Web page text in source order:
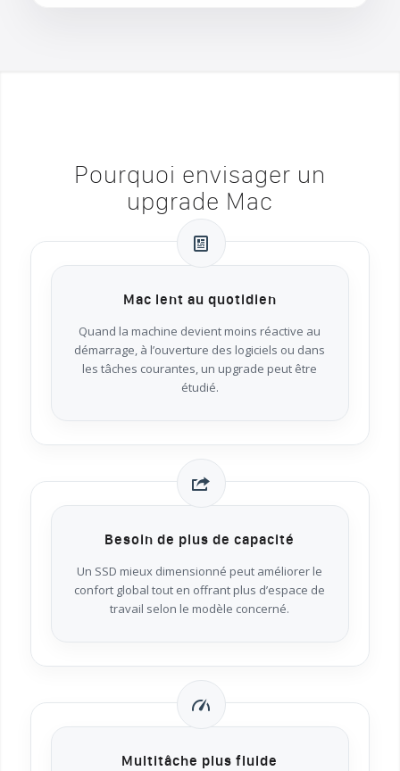
Pourquoi envisager un
upgrade Mac
Mac lent au quotidien
Quand la machine devient moins réactive au
démarrage, à l’ouverture des logiciels ou dans
les tâches courantes, un upgrade peut être
étudié.
Besoin de plus de capacité
Un SSD mieux dimensionné peut améliorer le
confort global tout en offrant plus d’espace de
travail selon le modèle concerné.
Multitâche plus fluide